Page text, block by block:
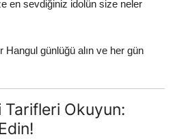
en sevdiğiniz idolün size neler
Hangul günlüğü alın ve her gün
Tarifleri Okuyun: